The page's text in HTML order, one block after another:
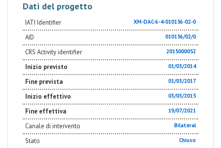
Dati del progetto
IATI Identifier XM-DAC-6-4-010156-02-0
AID 010156/02/0
CRS Activity identifier 2015000052
Inizio previsto 01/03/2014
Fine prevista 01/03/2017
Inizio effettivo 03/03/2015
Fine effettiva 19/07/2021
Canale di intervento Bilateral
Stato Chiuso